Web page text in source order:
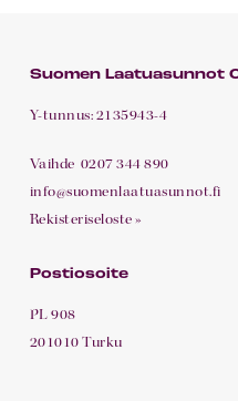
Suomen Laatuasunnot
Y-tunnus: 2135943-4
Vaihde 0207 344 890
info@suomenlaatuasunnot.fi
Rekisteriseloste »
Postiosoite
PL 908
201010 Turku